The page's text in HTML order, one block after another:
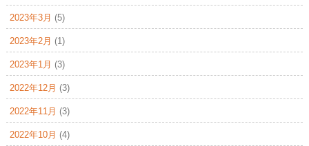
2023年3月 (5)
2023年2月 (1)
2023年1月 (3)
2022年12月 (3)
2022年11月 (3)
2022年10月 (4)